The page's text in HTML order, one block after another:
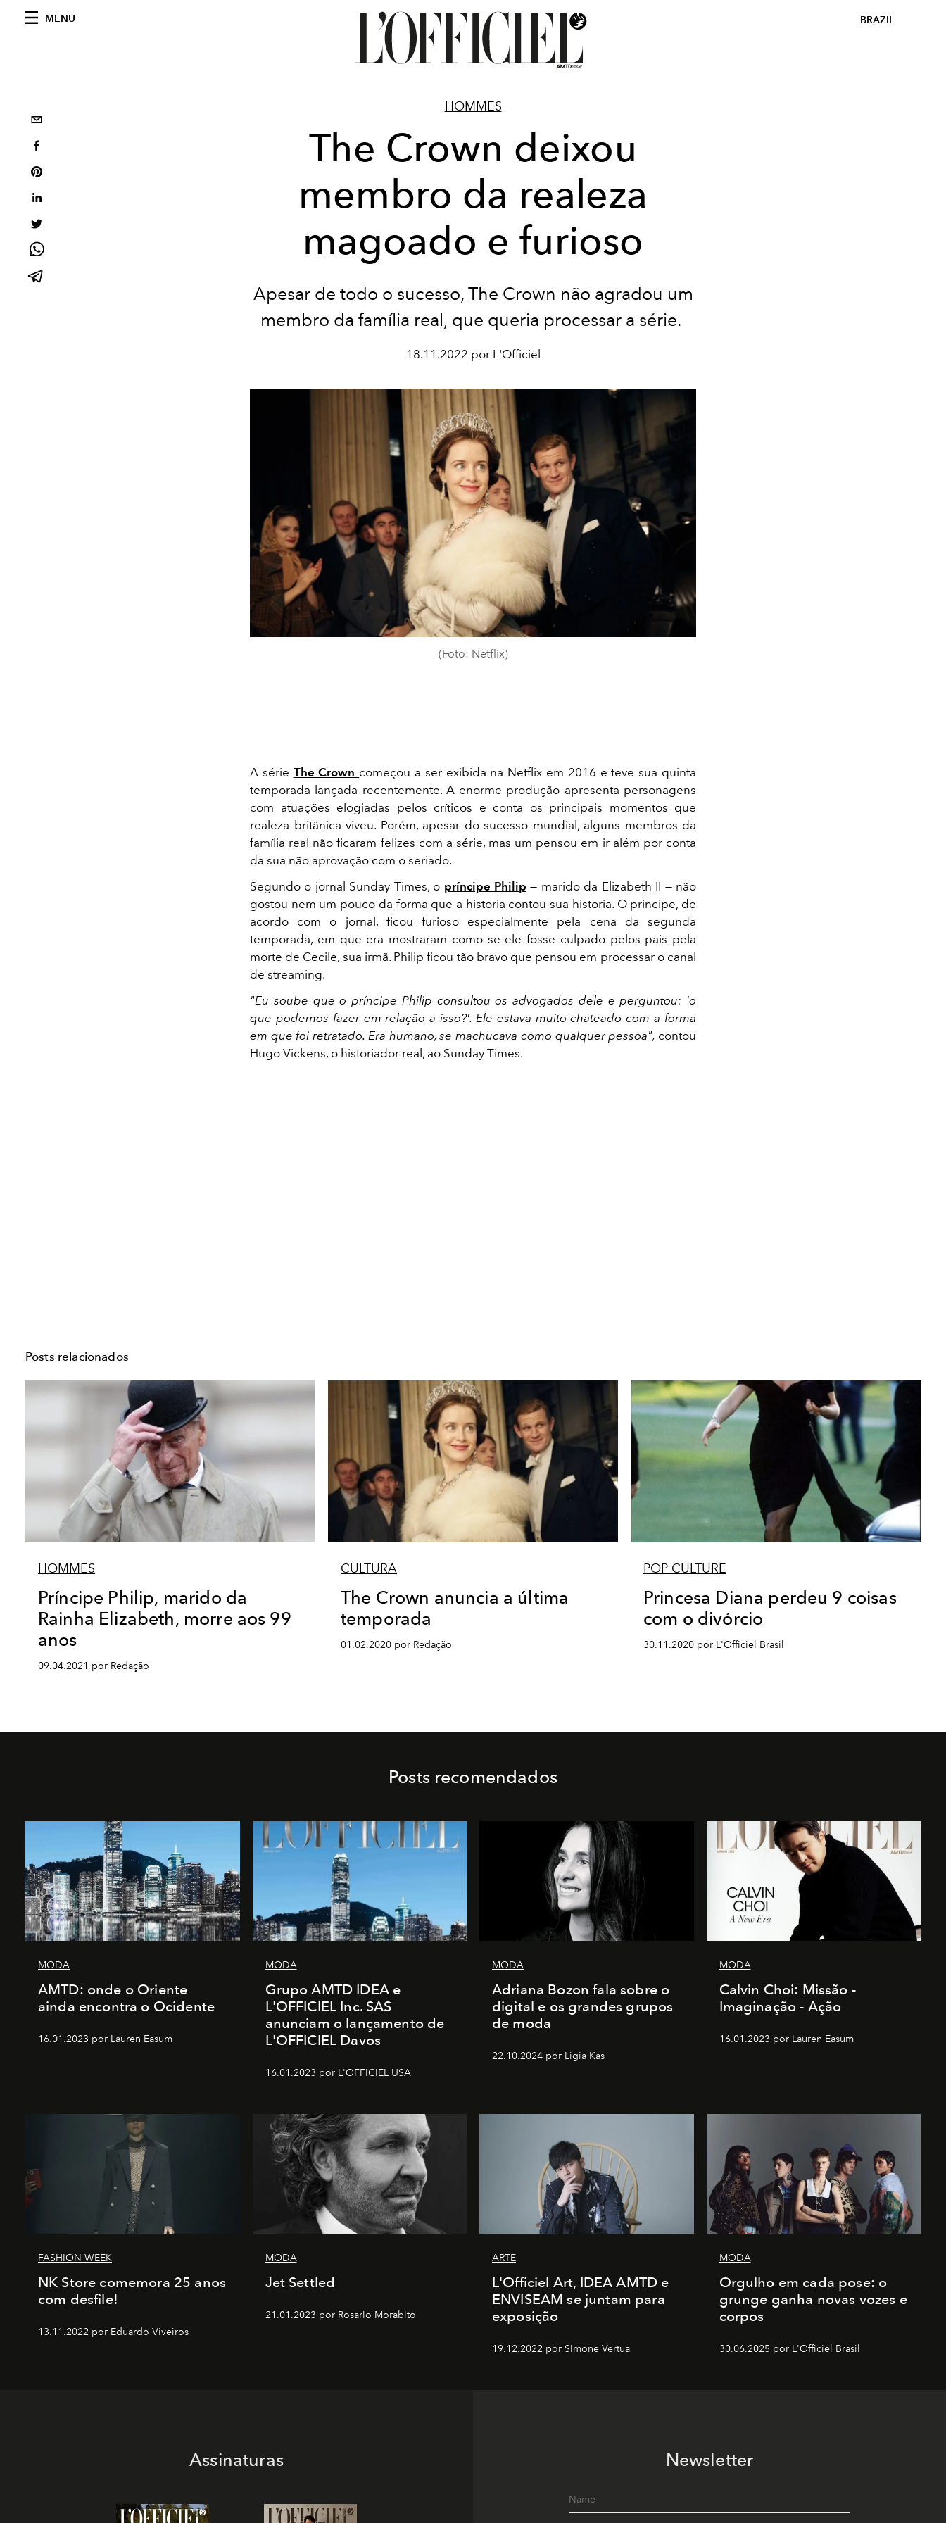
MENU BRAZIL
HOMMES
The Crown deixou
membro da realeza
magoado e furioso
Apesar de todo o sucesso, The Crown não agradou um
membro da família real, que queria processar a série.
18.11.2022 por L'Officiel
(Foto: Netflix)
A série The Crown começou a ser exibida na Netflix em 2016 e teve sua quinta
temporada lançada recentemente. A enorme produção apresenta personagens
com atuações elogiadas pelos críticos e conta os principais momentos que
realeza britânica viveu. Porém, apesar do sucesso mundial, alguns membros da
família real não ficaram felizes com a série, mas um pensou em ir além por conta
da sua não aprovação com o seriado.
Segundo o jornal Sunday Times, o príncipe Philip — marido da Elizabeth II — não
gostou nem um pouco da forma que a historia contou sua historia. O principe, de
acordo com o jornal, ficou furioso especialmente pela cena da segunda
temporada, em que era mostraram como se ele fosse culpado pelos pais pela
morte de Cecile, sua irmã. Philip ficou tão bravo que pensou em processar o canal
de streaming.
"Eu soube que o príncipe Philip consultou os advogados dele e perguntou: 'o
que podemos fazer em relação a isso?'. Ele estava muito chateado com a forma
em que foi retratado. Era humano, se machucava como qualquer pessoa", contou
Hugo Vickens, o historiador real, ao Sunday Times.
Posts relacionados
HOMMES
Príncipe Philip, marido da
Rainha Elizabeth, morre aos 99
anos
09.04.2021 por Redação
CULTURA
The Crown anuncia a última
temporada
01.02.2020 por Redação
POP CULTURE
Princesa Diana perdeu 9 coisas
com o divórcio
30.11.2020 por L'Officiel Brasil
Posts recomendados
MODA
AMTD: onde o Oriente
ainda encontra o Ocidente
16.01.2023 por Lauren Easum
MODA
Grupo AMTD IDEA e
L'OFFICIEL Inc. SAS
anunciam o lançamento de
L'OFFICIEL Davos
16.01.2023 por L'OFFICIEL USA
MODA
Adriana Bozon fala sobre o
digital e os grandes grupos
de moda
22.10.2024 por Ligia Kas
MODA
Calvin Choi: Missão -
Imaginação - Ação
16.01.2023 por Lauren Easum
FASHION WEEK
NK Store comemora 25 anos
com desfile!
13.11.2022 por Eduardo Viveiros
MODA
Jet Settled
21.01.2023 por Rosario Morabito
ARTE
L'Officiel Art, IDEA AMTD e
ENVISEAM se juntam para
exposição
19.12.2022 por SImone Vertua
MODA
Orgulho em cada pose: o
grunge ganha novas vozes e
corpos
30.06.2025 por L'Officiel Brasil
Assinaturas Newsletter